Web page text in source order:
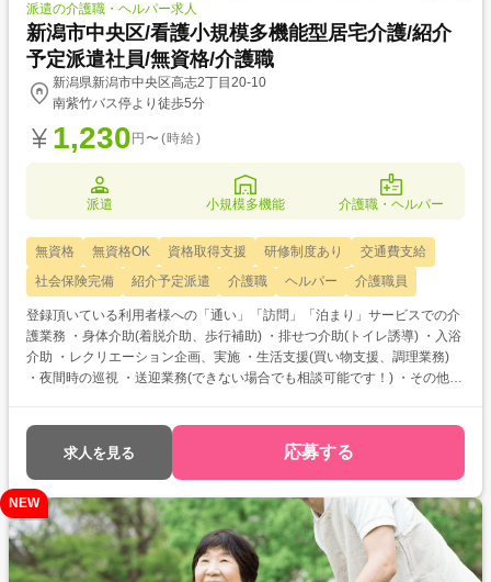
派遣の介護職・ヘルパー求人
新潟市中央区/看護小規模多機能型居宅介護/紹介
予定派遣社員/無資格/介護職
新潟県新潟市中央区高志2丁目20-10
南紫竹バス停より徒歩5分
1,230 円〜(時給)
派遣 小規模多機能 介護職・ヘルパー
無資格 無資格OK 資格取得支援 研修制度あり
交通費支給
社会保険完備
紹介予定派遣 介護職 ヘルパー 介護職員
登録頂いている利用者様への「通い」「訪問」「泊まり」サービスでの介
護業務 ・身体介助(着脱介助、歩行補助) ・排せつ介助(トイレ誘導) ・入浴
介助 ・レクリエーション企画、実施 ・生活支援(買い物支援、調理業務)
・夜間時の巡視 ・送迎業務(できない場合でも相談可能です！) ・その他、
取得を目指している ・働く前に職場見学がしたい
求人を見る 応募する
NEW